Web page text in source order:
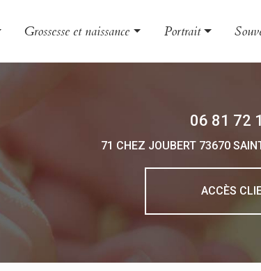
Grossesse et naissance Portrait
Book et boudoir
Photo d'entreprise
06 81 72
71 CHEZ JOUBERT 73670
ACCÈS